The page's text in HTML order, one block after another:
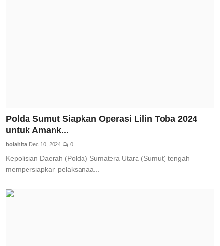
Polda Sumut Siapkan Operasi Lilin Toba 2024
untuk Amank...
bolahita Dec 10, 2024 0
Kepolisian Daerah (Polda) Sumatera Utara (Sumut) tengah
mempersiapkan pelaksanaa...